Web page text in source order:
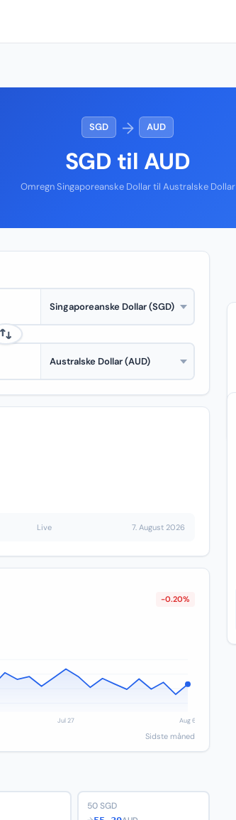
SGD → AUD
SGD til AUD
Omregn Singaporeanske Dollar til Australske Dollar
Live 7. August 2026
-0.20%
Sidste måned
50 SGD